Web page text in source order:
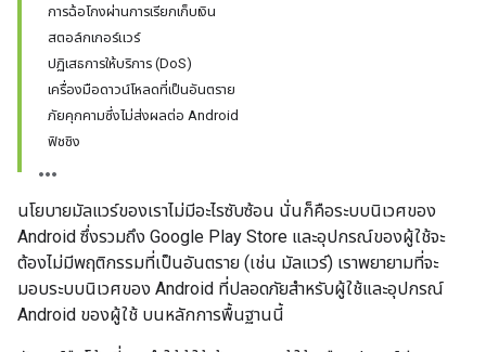
การฉ้อโกงผ่านการเรียกเก็บเงิน
สตอล์กเกอร์แวร์
ปฏิเสธการให้บริการ (DoS)
เครื่องมือดาวน์โหลดที่เป็นอันตราย
ภัยคุกคามซึ่งไม่ส่งผลต่อ Android
ฟิชชิง
นโยบายมัลแวร์ของเราไม่มีอะไรซับซ้อน นั่นก็คือระบบนิเวศของ
Android ซึ่งรวมถึง Google Play Store และอุปกรณ์ของผู้ใช้จะ
ต้องไม่มีพฤติกรรมที่เป็นอันตราย (เช่น มัลแวร์) เราพยายามที่จะ
มอบระบบนิเวศของ Android ที่ปลอดภัยสำหรับผู้ใช้และอุปกรณ์
Android ของผู้ใช้ บนหลักการพื้นฐานนี้